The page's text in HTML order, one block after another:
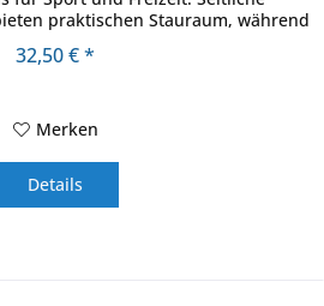
praktischen Stauraum, während
32,50 € *
Merken
Details